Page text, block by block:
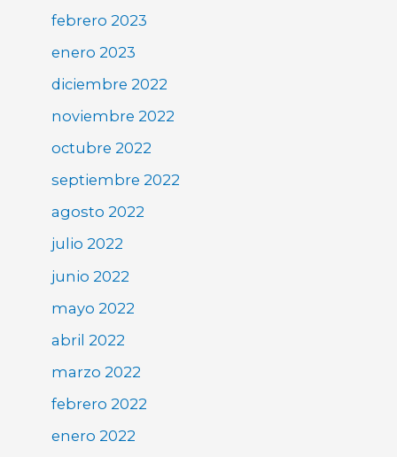
febrero 2023
enero 2023
diciembre 2022
noviembre 2022
octubre 2022
septiembre 2022
agosto 2022
julio 2022
junio 2022
mayo 2022
abril 2022
marzo 2022
febrero 2022
enero 2022